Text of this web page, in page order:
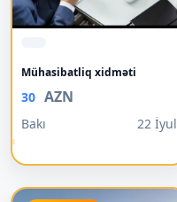
Mühasibatliq xidməti
30 AZN
Bakı 22 İyul